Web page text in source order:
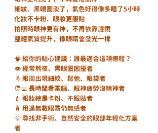
細紋、黑眼圈淡了，氣色好得像多睡了5小時
化妝不卡粉、眼妝更服貼
拍照時眼神更有神，不再依靠濾鏡
整體氣質提升，像眼睛會發光一樣
🧠 給你的貼心建議：誰最適合這項療程？
👁 經常熬夜、黑眼圈困擾者
👵 眼周出現細紋、鬆弛、眼袋者
🧑‍💻 長時間看電腦、眼神疲勞沒精神者
💄 眼妝總是卡粉、不服貼者
🧴 用過無數眼霜仍無感者
💡 尋找非手術、自然安全的眼部年輕化方案
者